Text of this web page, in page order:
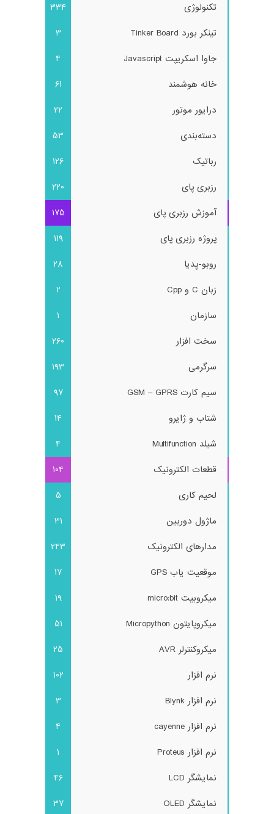
تکنولوژی
334
تینکر بورد Tinker Board
3
جاوا اسکریپت Javascript
4
خانه هوشمند
61
درایور موتور
22
دسته‌بندی
53
رباتیک
126
رزبری پای
220
آموزش رزبری پای
175
پروژه رزبری پای
119
روبو-پدیا
28
زبان C و Cpp
2
سازمان
1
سخت افزار
260
سرگرمی
193
سیم کارت GSM – GPRS
97
شتاب و ژایرو
14
شیلد Multifunction
4
قطعات الکترونیک
104
لحیم کاری
5
ماژول دوربین
31
مدارهای الکترونیک
243
موقعیت یاب GPS
17
میکروبیت micro:bit
19
میکروپایتون Micropython
51
میکروکنترلر AVR
25
نرم افزار
102
نرم افزار Blynk
3
نرم افزار cayenne
4
نرم افزار Proteus
1
نمایشگر LCD
46
نمایشگر OLED
37